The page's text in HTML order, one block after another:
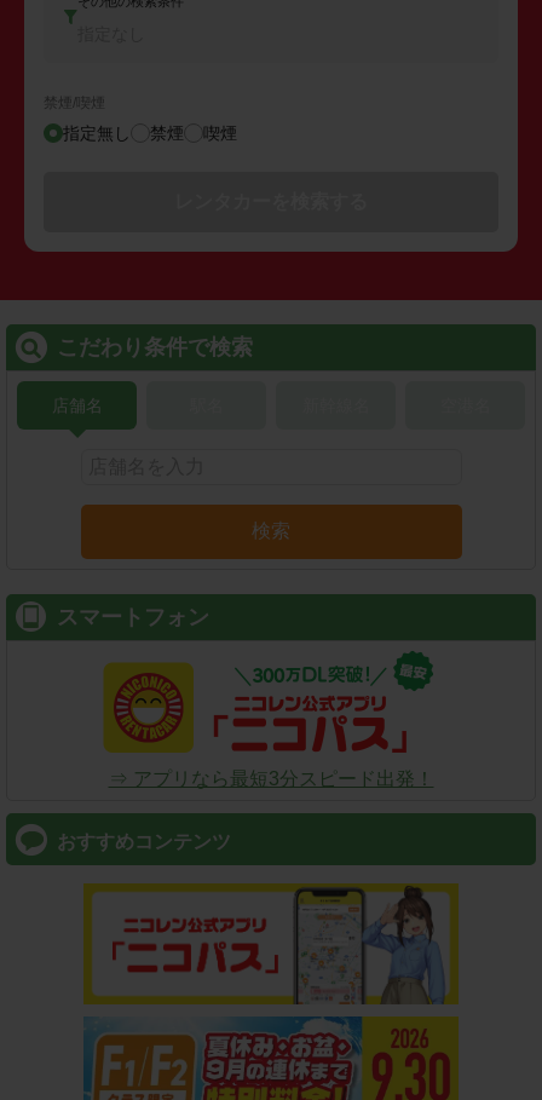
禁煙/喫煙
指定無し 禁煙 喫煙
こだわり条件で検索
店舗名
検索
スマートフォン
⇒ アプリなら最短3分スピード出発！
おすすめコンテンツ